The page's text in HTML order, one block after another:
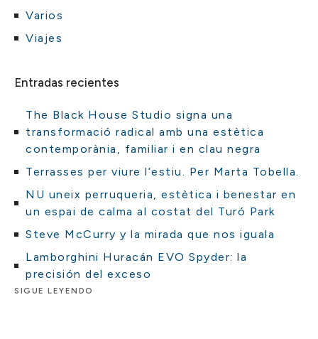
Varios
Viajes
Entradas recientes
The Black House Studio signa una
transformació radical amb una estètica
contemporània, familiar i en clau negra
Terrasses per viure l’estiu. Per Marta Tobella.
NU uneix perruqueria, estètica i benestar en
un espai de calma al costat del Turó Park
Steve McCurry y la mirada que nos iguala
Lamborghini Huracán EVO Spyder: la
precisión del exceso
SIGUE LEYENDO